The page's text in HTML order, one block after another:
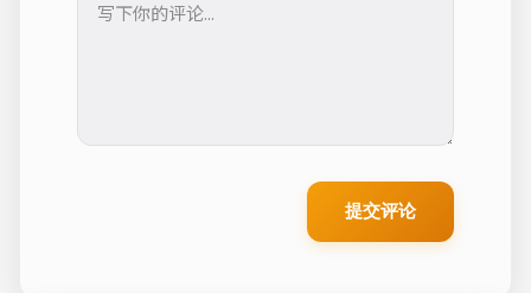
提交评论